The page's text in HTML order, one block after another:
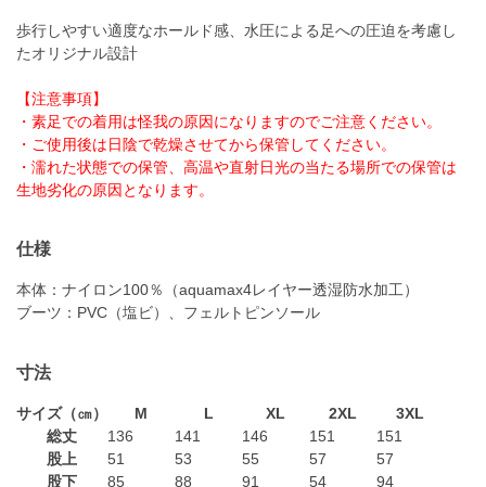
歩行しやすい適度なホールド感、水圧による足への圧迫を考慮し
たオリジナル設計
【注意事項】
・素足での着用は怪我の原因になりますのでご注意ください。
・ご使用後は日陰で乾燥させてから保管してください。
・濡れた状態での保管、高温や直射日光の当たる場所での保管は
生地劣化の原因となります。
仕様
本体：ナイロン100％（aquamax4レイヤー透湿防水加工）
ブーツ：PVC（塩ビ）、フェルトピンソール
寸法
サイズ（㎝） M L XL 2XL
3XL
総丈
136 141 146 151
151
股上
51 53 55 57
57
股下
85 88 91 54 94